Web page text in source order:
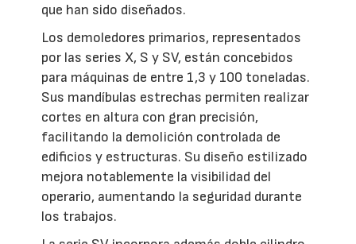
que han sido diseñados.
Los demoledores primarios, representados
por las series X, S y SV, están concebidos
para máquinas de entre 1,3 y 100 toneladas.
Sus mandíbulas estrechas permiten realizar
cortes en altura con gran precisión,
facilitando la demolición controlada de
edificios y estructuras. Su diseño estilizado
mejora notablemente la visibilidad del
operario, aumentando la seguridad durante
los trabajos.